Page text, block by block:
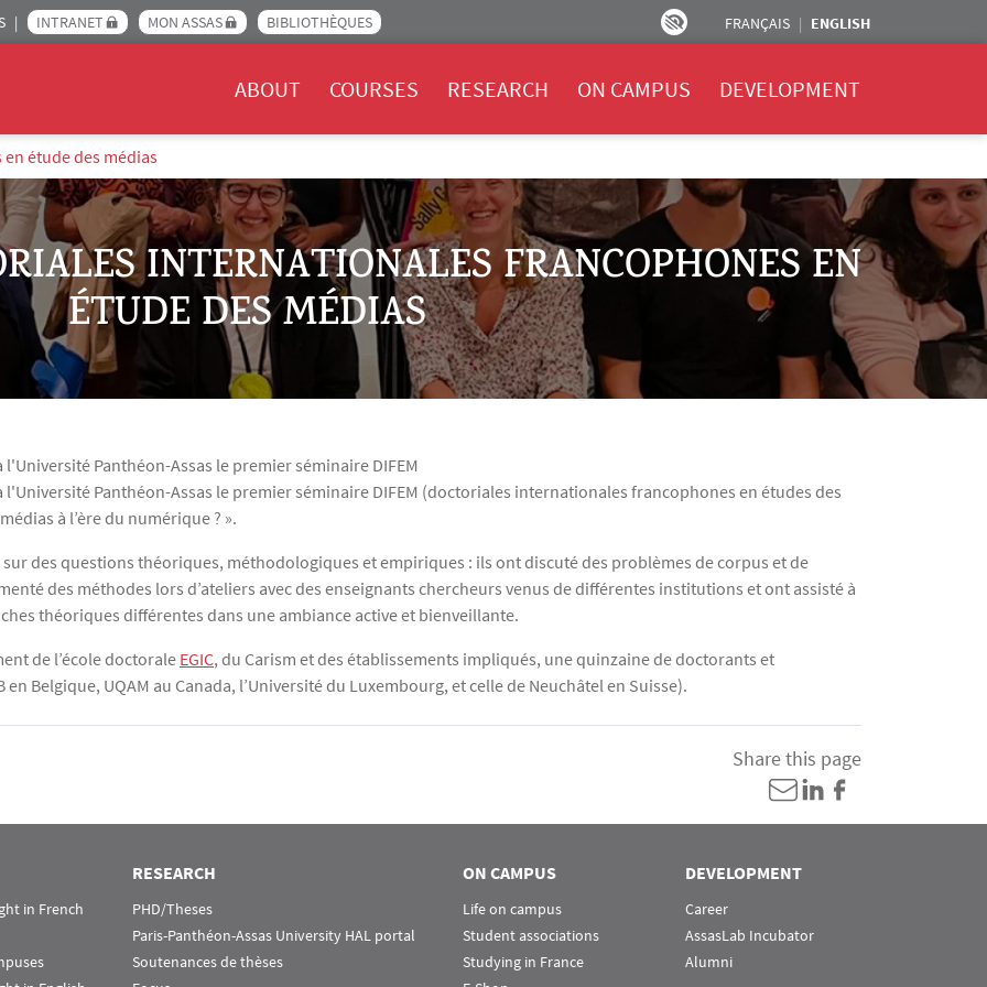
INTRANET MON ASSAS BIBLIOTHÈQUES FRANÇAIS ENGLISH
ABOUT COURSES RESEARCH ON CAMPUS DEVELOPMENT
étude des médias
INTERNATIONALES FRANCOPHONES EN
ÉTUDE DES MÉDIAS
Panthéon-Assas le premier séminaire DIFEM
l'Université Panthéon-Assas le premier séminaire DIFEM (doctoriales internationales francophones en études des
à l’ère du numérique ? ».
des questions théoriques, méthodologiques et empiriques : ils ont discuté des problèmes de corpus et de
des méthodes lors d’ateliers avec des enseignants chercheurs venus de différentes institutions et ont assisté à
théoriques différentes dans une ambiance active et bienveillante.
de l’école doctorale EGIC, du Carism et des établissements impliqués, une quinzaine de doctorants et
Belgique, UQAM au Canada, l’Université du Luxembourg, et celle de Neuchâtel en Suisse).
Share this page
in French
RESEARCH
PHD/Theses
Paris-Panthéon-Assas University HAL portal
Soutenances de thèses
ON CAMPUS
Life on campus
Student associations
Studying in France
DEVELOPMENT
Career
AssasLab Incubator
Alumni